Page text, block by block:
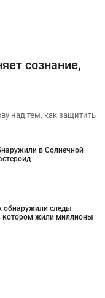
сознание,
над тем, как защитить
в Солнечной
обнаружили следы
котором жили миллионы